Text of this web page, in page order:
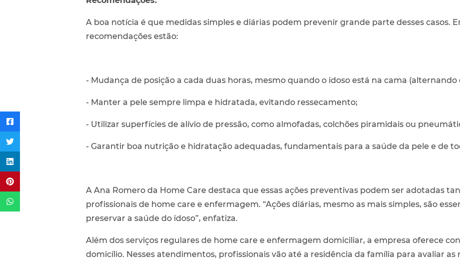
A boa notícia é que medidas simples e diárias podem prevenir grande parte desses casos.
recomendações estão:
- Mudança de posição a cada duas horas, mesmo quando o idoso está na cama (alternando
- Manter a pele sempre limpa e hidratada, evitando ressecamento;
- Utilizar superfícies de alívio de pressão, como almofadas, colchões piramidais ou
- Garantir boa nutrição e hidratação adequadas, fundamentais para a saúde da pele e de
A Ana Romero da Home Care destaca que essas ações preventivas podem ser adotadas
profissionais de home care e enfermagem. “Ações diárias, mesmo as mais simples, são
preservar a saúde do idoso”, enfatiza.
Além dos serviços regulares de home care e enfermagem domiciliar, a empresa oferece
domicílio. Nesses atendimentos, profissionais vão até a residência da família para avaliar as